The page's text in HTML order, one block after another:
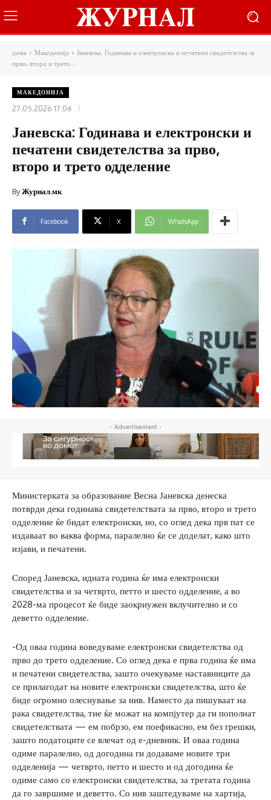
дома Македонија
Јаневска: Годинава и електронски и печатени свидетелства за
прво, второ и трето...
МАКЕДОНИЈА
27.05.2026 17:06
Јаневска: Годинава и електронски и
печатени свидетелства за прво,
второ и трето одделение
ByЖурнал.мк
Facebook X WhatsApp
- Advertisement -
Министерката за образование Весна Јаневска денеска
потврди дека годинава свидетелствата за прво, второ и трето
одделение ќе бидат електронски, но, со оглед дека прв пат се
издаваат во ваква форма, паралелно ќе се доделат, како што
изјави, и печатени.
Според Јаневска, идната година ќе има електронски
свидетелства и за четврто, петто и шесто одделение, а во
2028-ма процесот ќе биде заокриужен вклучително и со
деветто одделение.
-Од оваа година воведуваме електронски свидетелства од
прво до трето одделение. Со оглед дека е прва година ќе има
и печатени свидетелства, зашто очекуваме наставниците да
се прилагодат на новите електронски свидетелства, што ќе
биде огромно олеснување за нив. Наместо да пишуваат на
рака свидетелства, тие ќе можат на компјутер да ги пополнат
свидетелствата — ем побрзо, ем поефикасно, ем без грешки,
зашто податоците се влечат од е-дневник. И оваа година
одиме паралелно, од догодина ги додаваме новите три
одделенија — четврто, петто и шесто и од догодина ќе
одиме само со електронски свидетелства, за третата година
да го завршиме и деветто. Со нив заштедуваме на хартија,